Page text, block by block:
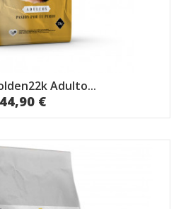
Adulto...
44,90 €